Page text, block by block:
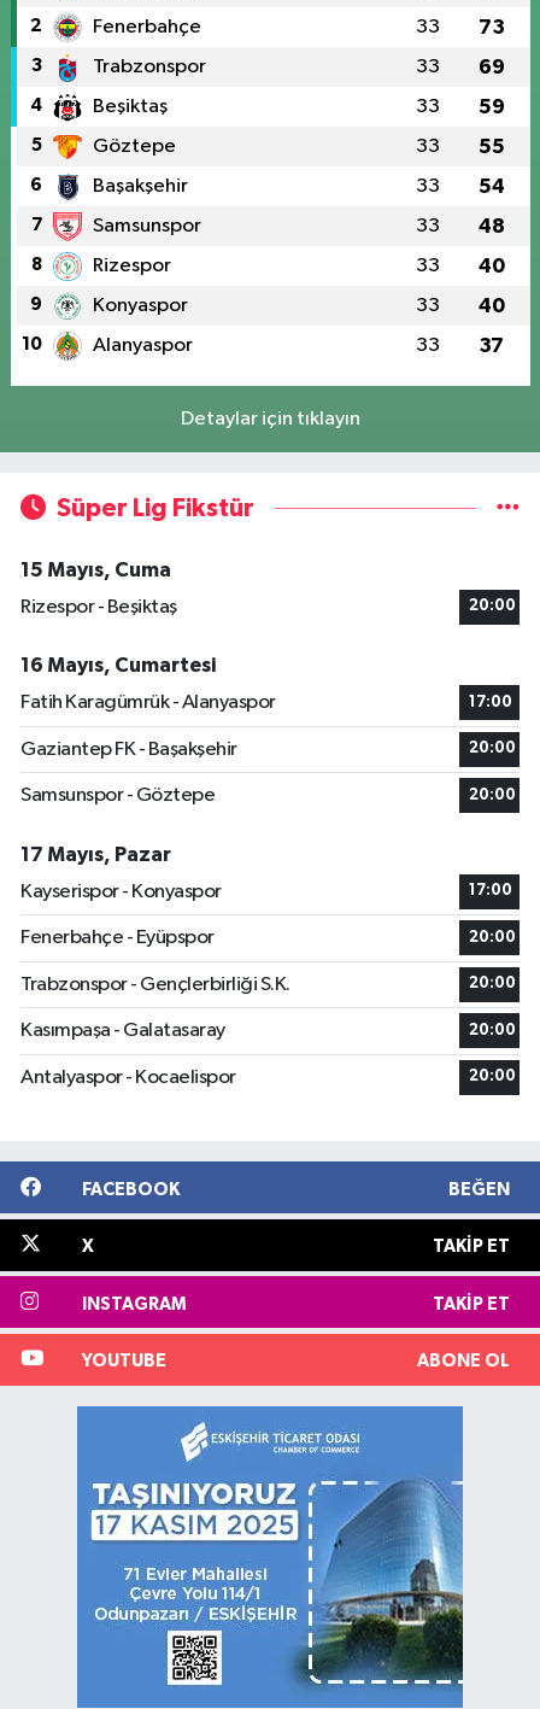
2 Fenerbahçe 33 73
3 Trabzonspor 33 69
4 Beşiktaş 33 59
5 Göztepe 33 55
6 Başakşehir 33 54
7 Samsunspor 33 48
8 Rizespor 33 40
9 Konyaspor 33 40
10 Alanyaspor 33 37
Detaylar için tıklayın
Süper Lig Fikstür
15 Mayıs, Cuma
Rizespor - Beşiktaş
20:00
16 Mayıs, Cumartesi
Fatih Karagümrük - Alanyaspor
17:00
Gaziantep FK - Başakşehir 20:00
Samsunspor - Göztepe 20:00
17 Mayıs, Pazar
Kayserispor - Konyaspor
17:00
Fenerbahçe - Eyüpspor 20:00
Trabzonspor - Gençlerbirliği S.K. 20:00
Kasımpaşa - Galatasaray 20:00
Antalyaspor - Kocaelispor 20:00
FACEBOOK BEĞEN
X TAKIP ET
INSTAGRAM TAKIP ET
YOUTUBE ABONE OL